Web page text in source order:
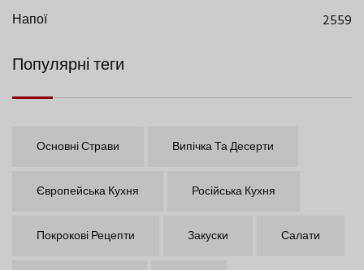
Напої
2559
Популярні теги
Основні Страви Випічка Та Десерти
Європейська Кухня Російська Кухня
Покрокові Рецепти Закуски Салати